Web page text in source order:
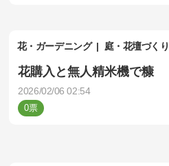
花・ガーデニング 庭・花壇づくり
花購入と無人精米機で糠
2026/02/06 02:54
0